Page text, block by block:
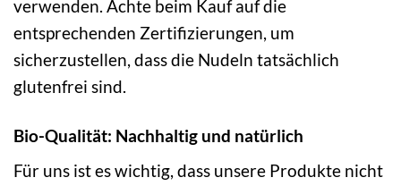
verwenden. Achte beim Kauf auf die
entsprechenden Zertifizierungen, um
sicherzustellen, dass die Nudeln tatsächlich
glutenfrei sind.
Bio-Qualität: Nachhaltig und natürlich
Für uns ist es wichtig, dass unsere Produkte nicht